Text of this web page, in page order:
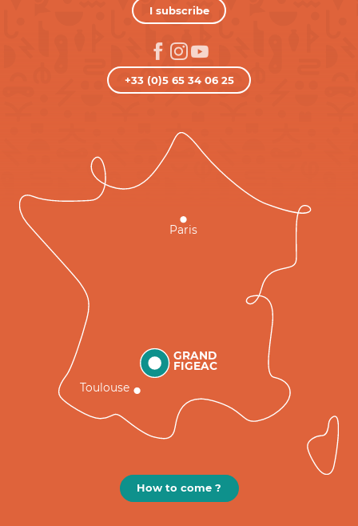
I subscribe
+33 (0)5 65 34 06 25
GRAND
FIGEAC
Toulouse
Paris
How to come ?